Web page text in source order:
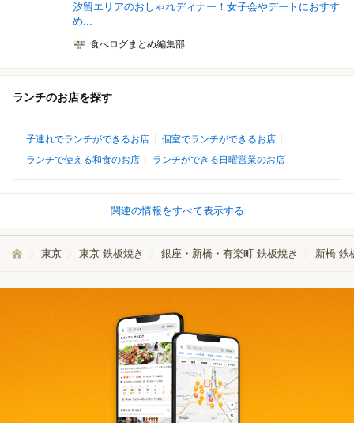
汐留エリアのおしゃれディナー！女子会やデートにおすす
め...
食べログまとめ編集部
ランチのお店を探す
子連れでランチができるお店
個室でランチができるお店
ランチで使える和食のお店
ランチができる日曜営業のお店
関連の情報をすべて表示する
東京 東京 鉄板焼き 銀座・新橋・有楽町 鉄板焼き 新橋 鉄